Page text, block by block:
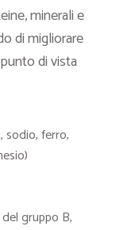
minerali e
di migliorare
di vista
sodio, ferro,
gruppo B,